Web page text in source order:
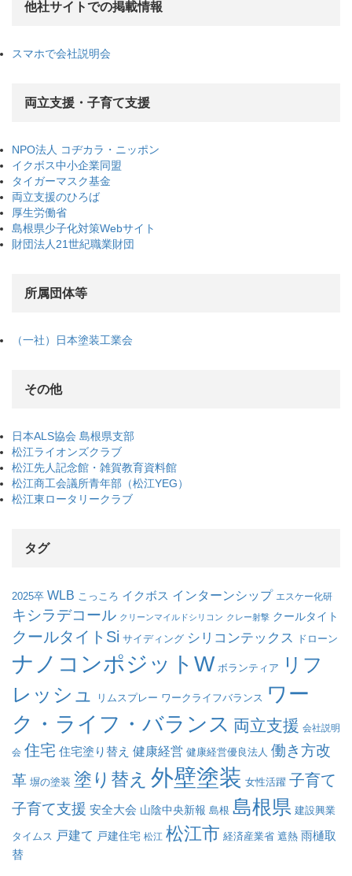
他社サイトでの掲載情報
スマホで会社説明会
両立支援・子育て支援
NPO法人 コヂカラ・ニッポン
イクボス中小企業同盟
タイガーマスク基金
両立支援のひろば
厚生労働省
島根県少子化対策Webサイト
財団法人21世紀職業財団
所属団体等
（一社）日本塗装工業会
その他
日本ALS協会 島根県支部
松江ライオンズクラブ
松江先人記念館・雑賀教育資料館
松江商工会議所青年部（松江YEG）
松江東ロータリークラブ
タグ
2025卒 WLB こっころ イクボス インターンシップ エスケー化研
キシラデコール クリーンマイルドシリコン クレー射撃 クールタイト
クールタイトSi サイディング シリコンテックス ドローン
ナノコンポジットW ボランティア
リフ
レッシュ
リムスプレー ワークライフバランス ワー
ク・ライフ・バランス 両立支援 会社説明
会 住宅 住宅塗り替え 健康経営 健康経営優良法人 働き方改
革 塀の塗装 塗り替え 外壁塗装 女性活躍 子育て
子育て支援 安全大会 山陰中央新報 島根 島根県 建設興業
タイムス 戸建て 戸建住宅 松江 松江市 経済産業省 遮熱 雨樋取
替